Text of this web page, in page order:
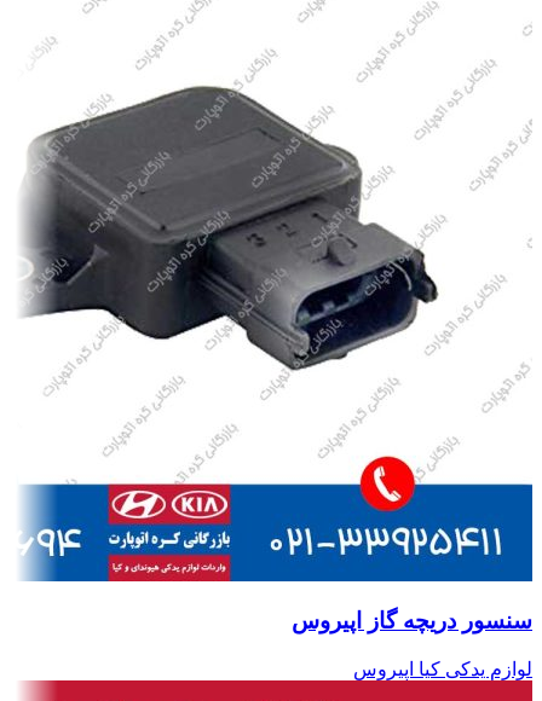
سنسور دریچه گاز اپیروس
لوازم یدکی کیا اپیروس